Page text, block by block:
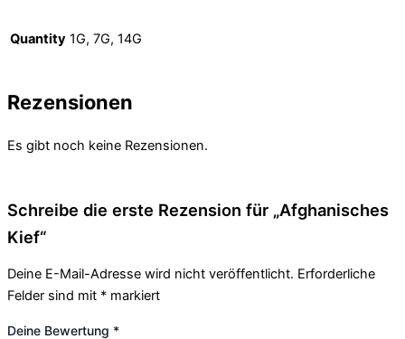
Quantity 1G, 7G, 14G
Rezensionen
Es gibt noch keine Rezensionen.
Schreibe die erste Rezension für „Afghanisches
Kief“
Deine E-Mail-Adresse wird nicht veröffentlicht. Erforderliche
Felder sind mit * markiert
Deine Bewertung *